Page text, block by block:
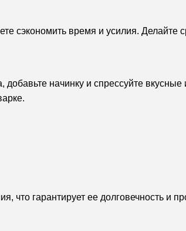
сэкономить время и усилия. Делайте
добавьте начинку и спрессуйте
что гарантирует ее долговечность и